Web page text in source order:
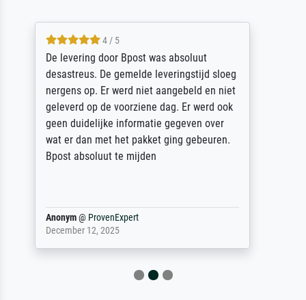
5 / 5
Sehr gute Qualität des Leinwanddrucks und
des Rahmens! Unser Bild wurde sehr
sorgfältig und sicher verpackt, so dass es
unbeschadet bei uns ankam. Es wird nicht
unser letzter Meisterdruck sein. Vielen
Dank!
Reinhold,@ProvenExpert
April 22, 2026